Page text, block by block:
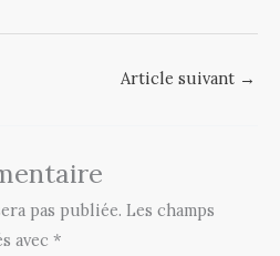
Article suivant →
pas publiée. Les champs
avec *